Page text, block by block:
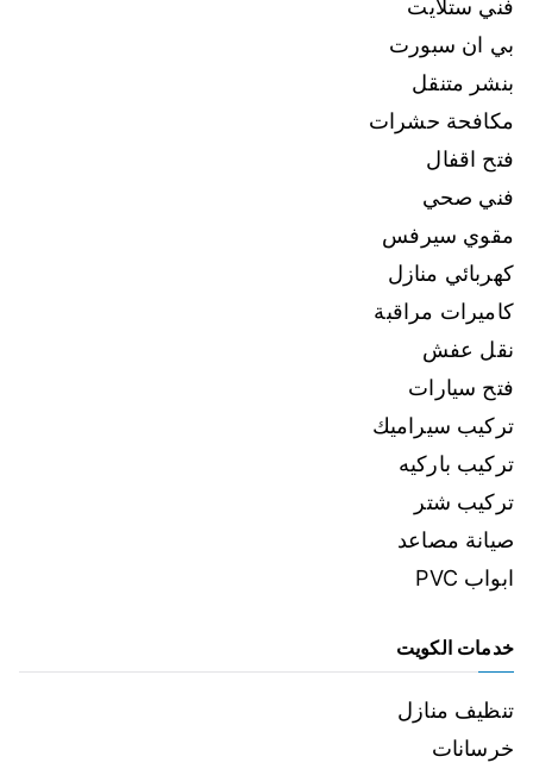
فني ستلايت
بي ان سبورت
بنشر متنقل
مكافحة حشرات
فتح اقفال
فني صحي
مقوي سيرفس
كهربائي منازل
كاميرات مراقبة
نقل عفش
فتح سيارات
تركيب سيراميك
تركيب باركيه
تركيب شتر
صيانة مصاعد
ابواب PVC
خدمات الكويت
تنظيف منازل
خرسانات